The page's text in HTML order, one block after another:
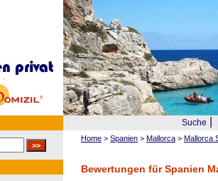
Suche
Home > Spanien > Mallorca > Mallorca
Bewertungen für Spanien